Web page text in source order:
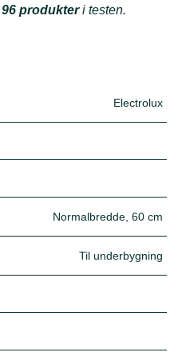
96 produkteri testen.
Electrolux
Normalbredde, 60 cm
Til underbygning